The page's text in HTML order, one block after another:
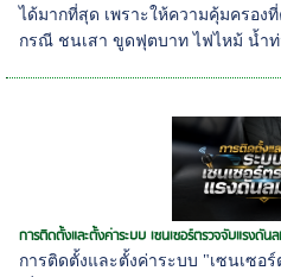
ได้มากที่สุด เพราะให้ความคุ้มครอง
กรณี ชนเสา ขูดฟุตบาท ไฟไหม้ น้ำท่
การติดตั้งและตั้งค่าระบบ เซนเซอร์ตรวจจับแรงดัน
การติดตั้งและตั้งค่าระบบ "เซนเซอ